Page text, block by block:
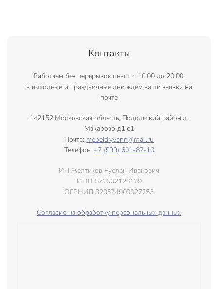
Контакты
Работаем без перерывов пн-пт с 10:00 до 20:00,
в выходные и праздничные дни ждем ваши заявки на
почте
142152 Московская область, Подольский район д.
Макарово д1 с1
Почта: mebeldlyvann@mail.ru
Телефон: +7 (999) 601-87-10
ИП Желтиков Руслан Иванович
ИНН 572502126129
ОГРНИП 320574900027753
Согласие на обработку персональных данных